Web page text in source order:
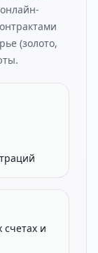
(золото,
и